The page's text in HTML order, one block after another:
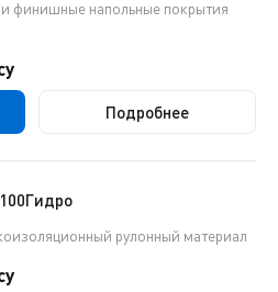
финишные напольные покрытия
Подробнее
рулонный материал